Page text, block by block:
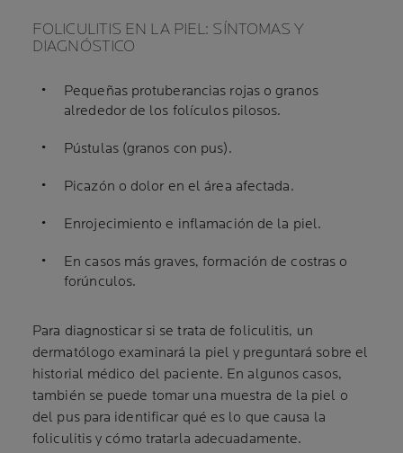
FOLICULITIS EN LA PIEL: SÍNTOMAS Y
DIAGNÓSTICO
Pequeñas protuberancias rojas o granos
alrededor de los folículos pilosos.
Pústulas (granos con pus).
Picazón o dolor en el área afectada.
Enrojecimiento e inflamación de la piel.
En casos más graves, formación de costras o
forúnculos.
Para diagnosticar si se trata de foliculitis, un
dermatólogo examinará la piel y preguntará sobre el
historial médico del paciente. En algunos casos,
también se puede tomar una muestra de la piel o
del pus para identificar qué es lo que causa la
foliculitis y cómo tratarla adecuadamente.